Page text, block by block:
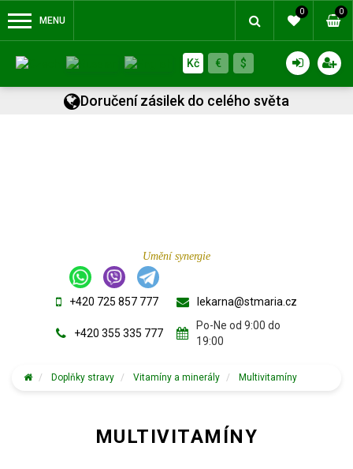
MENU
0 0
Kč € $
Doručení zásilek do celého světa
Umění synergie
+420 725 857 777
+420 355 335 777
lekarna@stmaria.cz
Po-Ne od 9:00 do
19:00
Doplňky stravy Vitamíny a minerály Multivitamíny
MULTIVITAMÍNY